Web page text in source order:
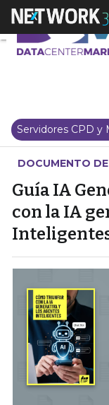
Servidores CPD y
DOCUMENTO
Guía IA
con la IA